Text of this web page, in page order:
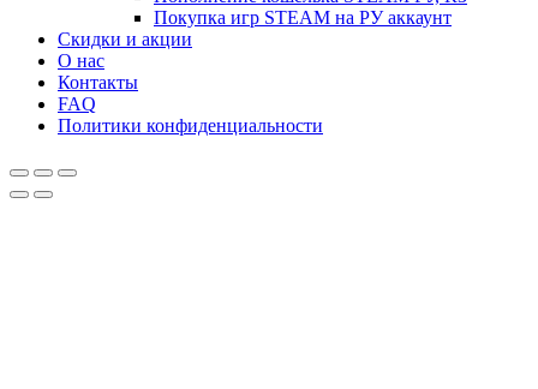
Покупка игр STEAM на РУ аккаунт
Скидки и акции
О нас
Контакты
FAQ
Политики конфиденциальности